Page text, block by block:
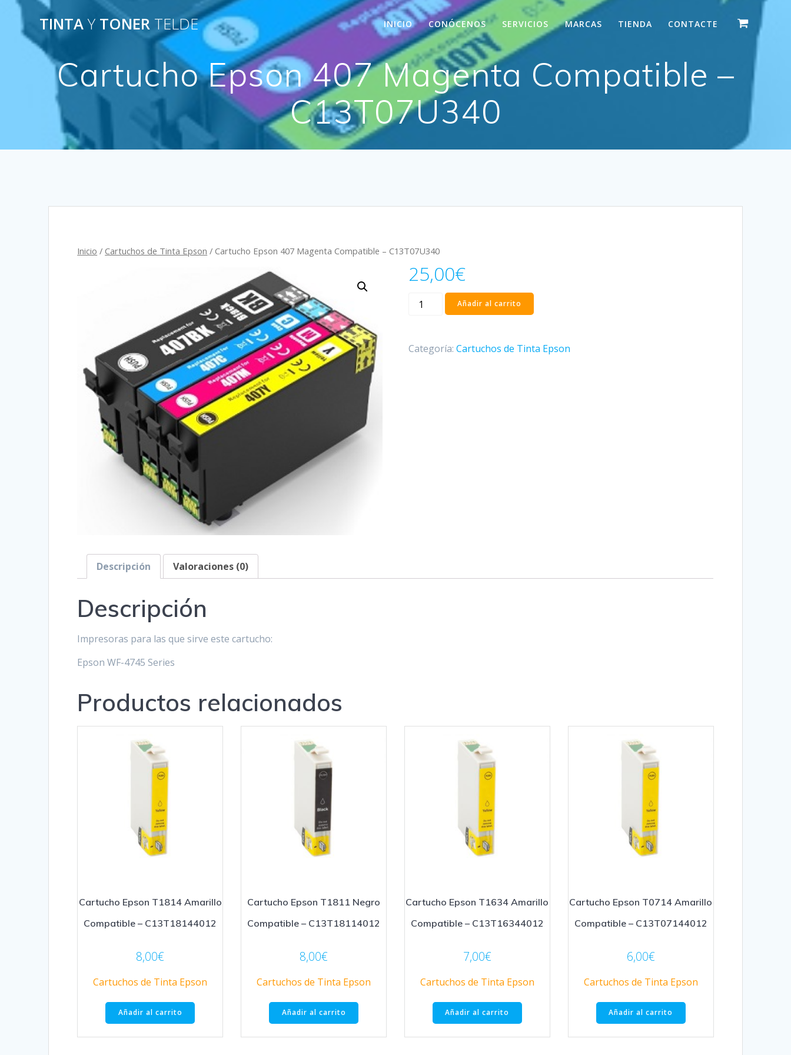
Saltar
contenido
TINTAY TONER TELDE INICIO CONÓCENOS SERVICIOS MARCAS TIENDA CONTACTE
Cartucho Epson 407 Magenta Compatible –
C13T07U340
Inicio / Cartuchos de Tinta Epson / Cartucho Epson 407 Magenta Compatible – C13T07U340
25,00€
Cartucho
Compatible
Añadir al carrito
Categoría: Cartuchos de Tinta Epson
Descripción Valoraciones (0)
Descripción
Impresoras para las que sirve este cartucho:
Epson WF-4745 Series
Productos relacionados
Cartucho Epson T1814 Amarillo
Compatible – C13T18144012
8,00€
Cartuchos de Tinta Epson
Añadir al carrito
Cartucho Epson T1811 Negro
Compatible – C13T18114012
8,00€
Cartuchos de Tinta Epson
Añadir al carrito
Cartucho Epson T1634 Amarillo
Compatible – C13T16344012
7,00€
Cartuchos de Tinta Epson
Añadir al carrito
Cartucho Epson T0714 Amarillo
Compatible – C13T07144012
6,00€
Cartuchos de Tinta Epson
Añadir al carrito